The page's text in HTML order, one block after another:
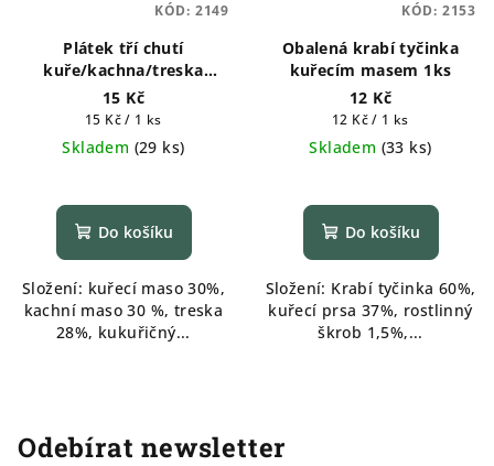
Plátek tří chutí
kuře/kachna/treska
měkké 1ks
15 Kč
Měrná
cena:
15 Kč / 1 ks
Skladem (29 ks)
Do košíku
Složení: kuřecí maso 30%,
kachní maso 30 %, treska
28%, kukuřičný...
KÓD: 2149
Obalená krabí tyčinka
kuřecím masem 1ks
12 Kč
Měrná
cena:
12 Kč / 1 ks
Skladem (33 ks)
Do košíku
Složení: Krabí tyčinka 60%,
kuřecí prsa 37%, rostlinný
škrob 1,5%,...
KÓD: 2153
Odebírat newsletter